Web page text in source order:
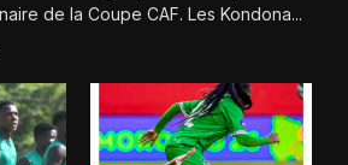
de la Coupe CAF. Les Kondona...